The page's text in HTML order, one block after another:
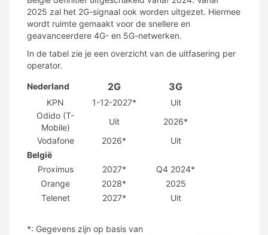
2025 zal het 2G-signaal ook worden uitgezet. Hiermee
wordt ruimte gemaakt voor de snellere en
geavanceerdere 4G- en 5G-netwerken.
In de tabel zie je een overzicht van de uitfasering per
operator.
Nederland 2G 3G
KPN 1-12-2027*
Uit
Odido (T-
Mobile)
Uit
2026*
Vodafone
2026*
Uit
België
Proximus
2027*
Q4 2024*
Orange
2028*
2025
Telenet
2027*
Uit
*: Gegevens zijn op basis van